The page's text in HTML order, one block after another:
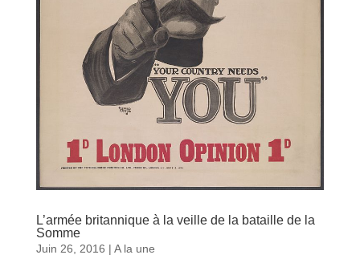
L’armée britannique à la veille de la bataille de la
Somme
Juin 26, 2016 | A la une